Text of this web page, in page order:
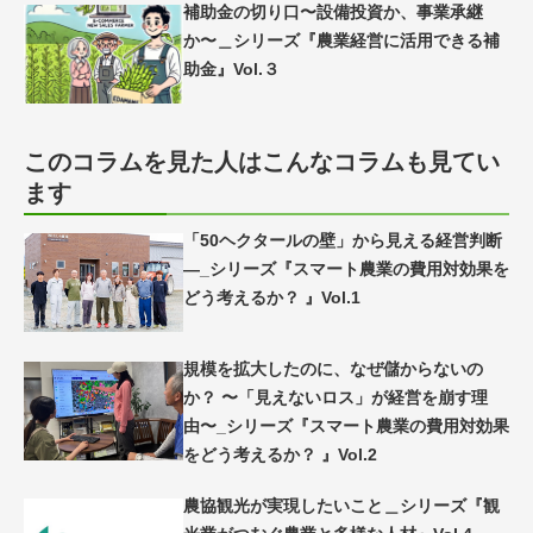
補助金の切り口〜設備投資か、事業承継
か〜＿シリーズ『農業経営に活用できる補
助金』Vol.３
このコラムを見た人はこんなコラムも見てい
ます
「50ヘクタールの壁」から見える経営判断
―_シリーズ『スマート農業の費用対効果を
どう考えるか？ 』Vol.1
規模を拡大したのに、なぜ儲からないの
か？ 〜「見えないロス」が経営を崩す理
由〜_シリーズ『スマート農業の費用対効果
をどう考えるか？ 』Vol.2
農協観光が実現したいこと＿シリーズ『観